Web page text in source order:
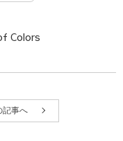
Colors
記事へ